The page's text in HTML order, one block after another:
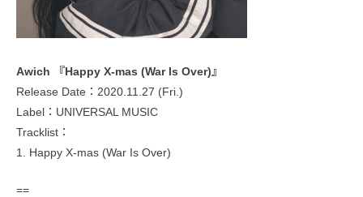
Awich 『Happy X-mas (War Is Over)』
Release Date：2020.11.27 (Fri.)
Label：UNIVERSAL MUSIC
Tracklist：
1. Happy X-mas (War Is Over)
==